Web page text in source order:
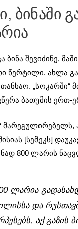
ბინაში
ბინა შევიძინე,
წერტილი. ახლა
„სოკარში“
ბათუმის ერთ-
[სემეკს]
800 ლარის
ლარია
და
აქ გაზის